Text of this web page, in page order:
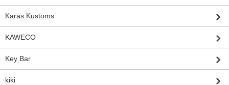
Karas Kustoms
KAWECO
Key Bar
kiki